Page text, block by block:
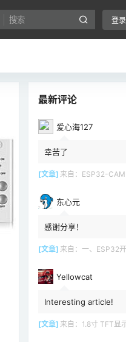
登录
最新评论
爱心海127
幸苦了
[文章] 来自： ESP32-CAM：为 Web 服务
东心元
感谢分享！
[文章] 来自： 一、ESP32开
Yellowcat
Interesting article!
[文章] 来自： 1.8寸 TFT显示